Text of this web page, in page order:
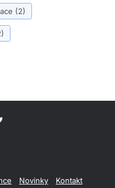
(2)
Novinky Kontakt